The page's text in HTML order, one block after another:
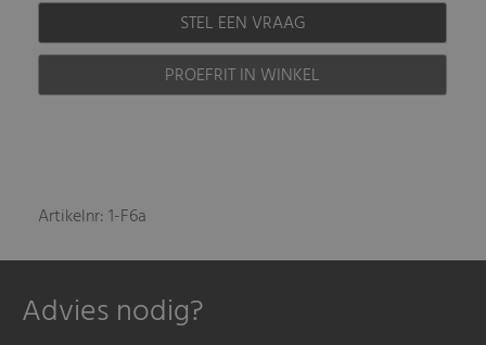
STEL EEN VRAAG
PROEFRIT IN WINKEL
Artikelnr: 1-F6a
Advies nodig?